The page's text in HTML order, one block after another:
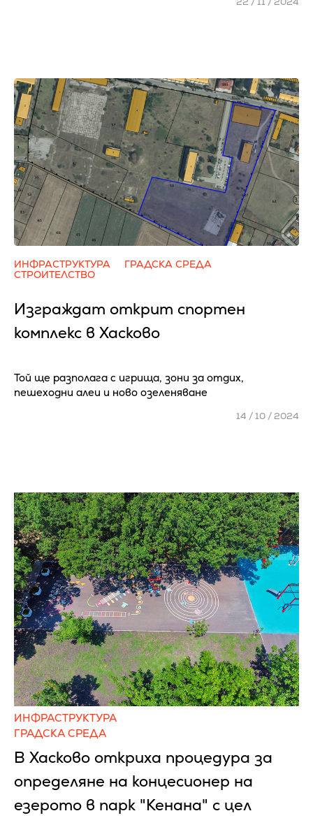
ИНФРАСТРУКТУРА
ГРАДСКА СРЕДА
СТРОИТЕЛСТВО
Изграждат открит спортен
комплекс в Хасково
Той ще разполага с игрища, зони за отдих,
пешеходни алеи и ново озеленяване
14 / 10 / 2024
ИНФРАСТРУКТУРА
ГРАДСКА СРЕДА
В Хасково откриха процедура за
определяне на концесионер на
езерото в парк "Кенана" с цел